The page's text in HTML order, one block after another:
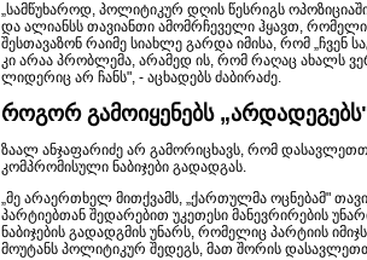
„სამწუხაროდ, პოლიტიკურ დღის წესრიგს
და ალიანსს თავიანთი ამომრჩეველი ჰყავთ,
შესთავაზონ რაიმე სიახლე გარდა იმისა, რომ „ჩვენ
კი არაა პრობლემა, არამედ ის, რომ რაღაც ახალს
ლიდერიც არ ჩანს", - აცხადებს ძაბირაძე.
როგორ გამოიყენებს
ზაალ ანჯაფარიძე არ გამორიცხავს, რომ
კომპრომისული ნაბიჯები გადადგას.
„მე არაერთხელ მითქვამს, „ქართულმა ოცნებამ"
პარტიებთან შედარებით უკეთესი მანევრირების
ნაბიჯების გადადგმის უნარს, რომელიც პარტიის
მოუტანს პოლიტიკურ შედეგს, მათ შორის